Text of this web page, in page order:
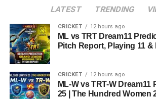
पहुंचाया। वहीं दूसरे व्यक्ति मोहन का शव भी बरामद
जानकारी के अनुसार, हादसे के समय डंपर में दो ही
के कारणों का अभी स्पष्ट पता नहीं चल पाया है।
हादसे के बाद मृतकों के परिजनों में मचा कोहराम
इस हादसे के बाद मृतकों के परिजनों में शोक की लहर
ने घटना की जांच शुरू कर दी है और दुर्घटना के
LATEST TRENDING
CRICKET 12 hours ago
ML vs TRT Dream11
Pitch Report, Playing 11
CRICKET 12 hours ago
ML-W vs TRT-W
25 | The Hundred Women